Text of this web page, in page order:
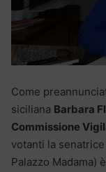
Come
siciliana Barbara
Commissione
votanti la
Palazzo Madama)